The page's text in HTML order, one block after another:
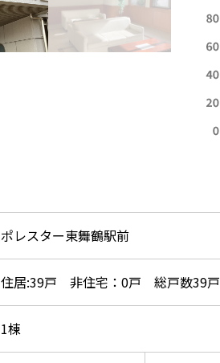
ポレスター東舞鶴駅前
住居:39戸 非住宅：0戸 総戸数39戸
1棟